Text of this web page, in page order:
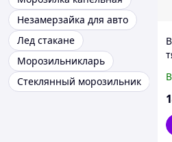
Незамерзайка для авто
Лед стакане
Морозильникларь
Стеклянный морозильник